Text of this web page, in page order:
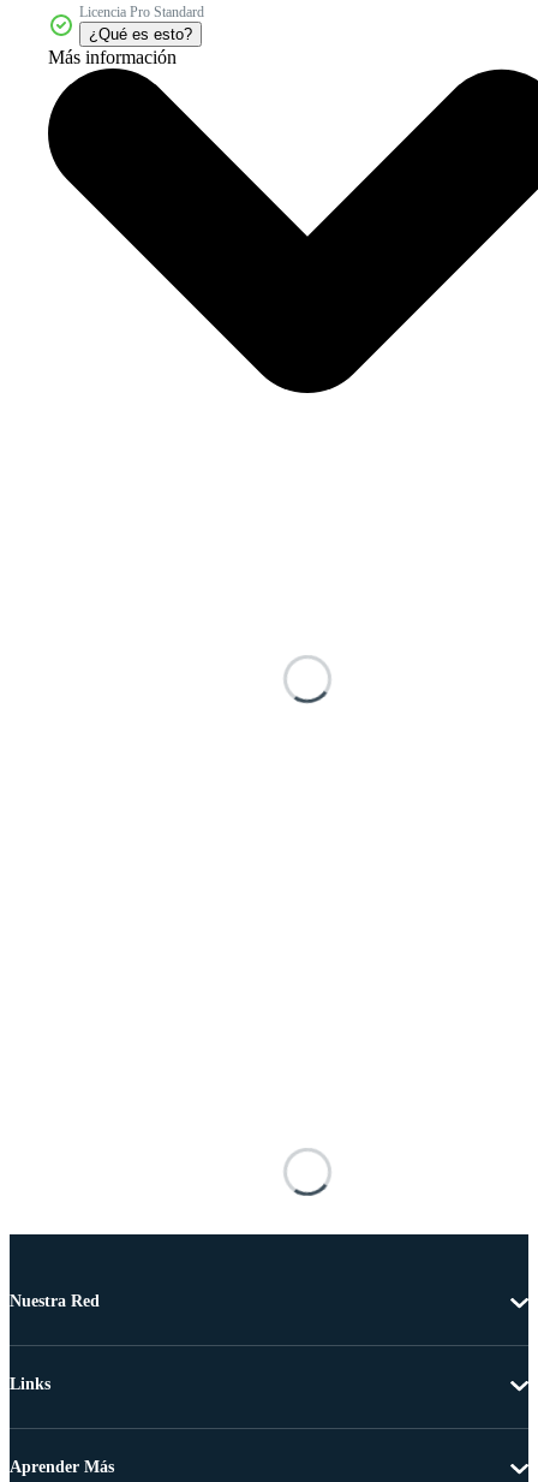
Licencia Pro Standard
¿Qué es esto?
Más información
Nuestra Red
Links
Aprender Más